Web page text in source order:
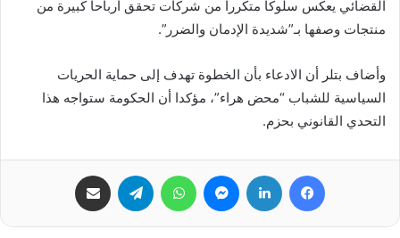
القضائي يعكس سلوكا متكررا من شركات تحقق أرباحا كبيرة من
منتجات وصفها بـ”شديدة الإدمان والضرر”.
وأضاف بتلر أن الادعاء بأن الخطوة تهدف إلى حماية الحريات
السياسية للشباب “محض هراء”، مؤكدا أن الحكومة ستواجه هذا
التحدي القانوني بحزم.
فيسبوك لينكدإن ماسنجر واتساب تيلقرام